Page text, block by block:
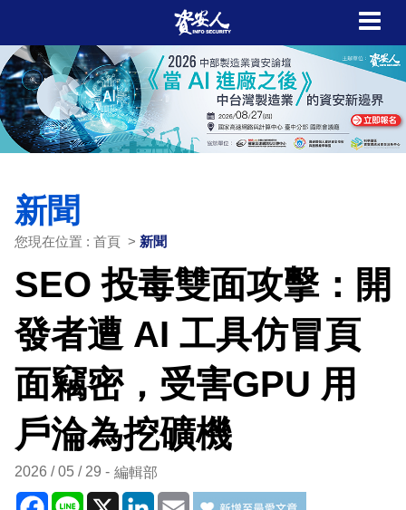
新聞
您現在位置 : 首頁 > 新聞
SEO 投毒雙面攻擊：開
發者遭 AI 工具仿冒頁
面竊密，受害GPU 用
戶淪為挖礦機
2026 / 05 / 29 編輯部
Facebook
Line X LinkedIn
Email